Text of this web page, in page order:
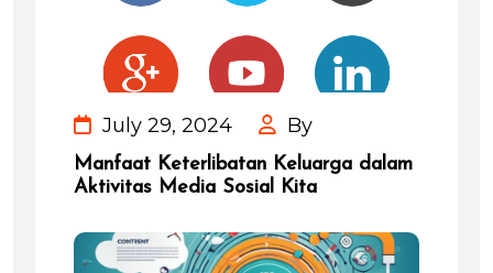
July 29, 2024 By
Manfaat Keterlibatan Keluarga dalam
Aktivitas Media Sosial Kita